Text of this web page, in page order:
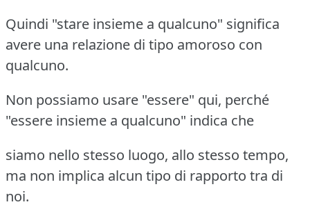
Quindi "stare insieme a qualcuno" significa
avere una relazione di tipo amoroso con
qualcuno.
Non possiamo usare "essere" qui, perché
"essere insieme a qualcuno" indica che
siamo nello stesso luogo, allo stesso tempo,
ma non implica alcun tipo di rapporto tra di
noi.